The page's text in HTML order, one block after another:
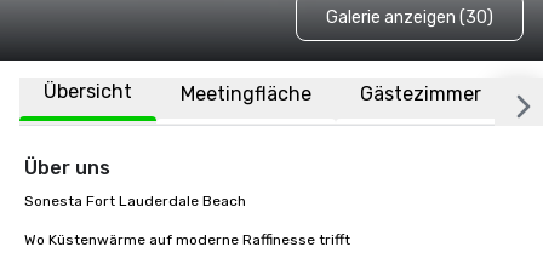
Galerie anzeigen (30)
Übersicht Meetingfläche Gästezimmer
Über uns
Sonesta Fort Lauderdale Beach
Wo Küstenwärme auf moderne Raffinesse trifft